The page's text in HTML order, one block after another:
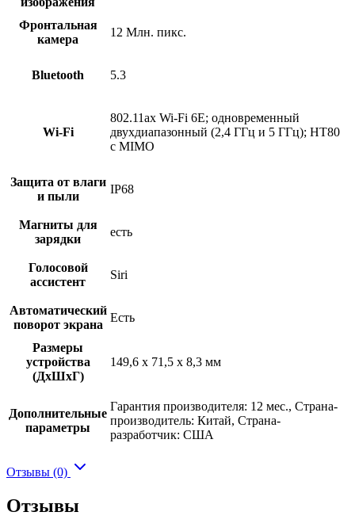
Фронтальная
камера
12 Млн. пикс.
Bluetooth 5.3
Wi-Fi
802.11ax Wi-Fi 6E; одновременный
двухдиапазонный (2,4 ГГц и 5 ГГц); HT80
с MIMO
Защита от влаги
и пыли
IP68
Магниты для
зарядки
есть
Голосовой
ассистент
Siri
Автоматический
поворот экрана
Есть
Размеры
устройства
(ДхШхГ)
149,6 x 71,5 x 8,3 мм
Дополнительные
параметры
Гарантия производителя: 12 мес., Страна-
производитель: Китай, Страна-
разработчик: США
Отзывы (0)
Отзывы